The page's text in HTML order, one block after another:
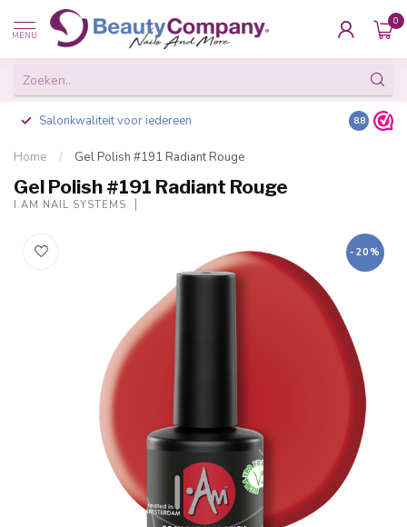
MENU
0
Salonkwaliteit voor iedereen Gratis
8.8
Home / Gel Polish #191 Radiant Rouge
Gel Polish #191 Radiant Rouge
I.AM NAIL SYSTEMS
-20%